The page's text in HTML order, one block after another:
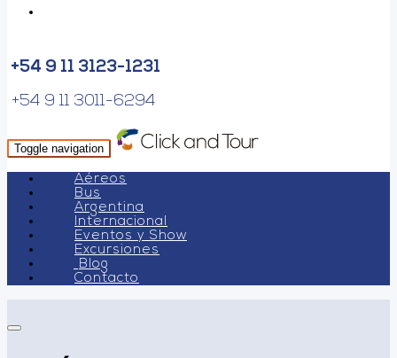
+54 9 11 3123-1231
+54 9 11 3011-6294
Toggle navigation
Aéreos
Bus
Argentina
Internacional
Eventos y Show
Excursiones
Blog
Contacto